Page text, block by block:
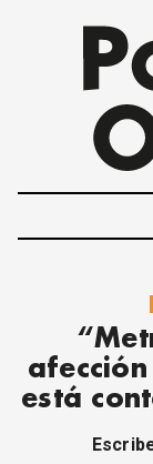
está